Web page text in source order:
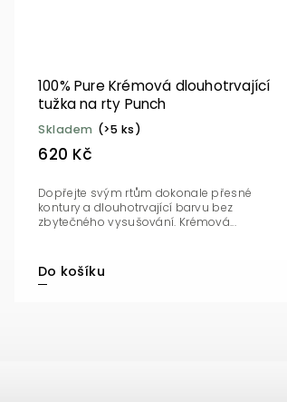
100% Pure Krémová dlouhotrvající
tužka na rty Punch
Skladem (>5 ks)
620 Kč
Do košíku
Dopřejte svým rtům dokonale přesné
kontury a dlouhotrvající barvu bez
zbytečného vysušování. Krémová...